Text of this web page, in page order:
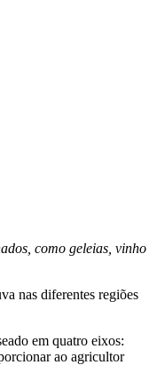
como geleias, vinho
nas diferentes regiões
em quatro eixos:
ao agricultor